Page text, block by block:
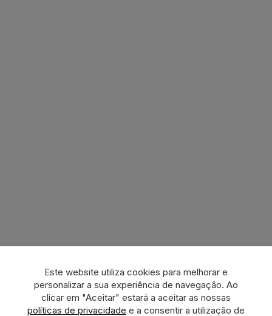
Este website utiliza cookies para melhorar e
personalizar a sua experiência de navegação. Ao
clicar em "Aceitar" estará a aceitar as nossas
políticas de privacidade e a consentir a utilização de